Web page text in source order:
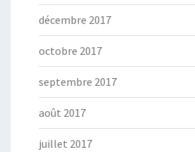
décembre 2017
octobre 2017
septembre 2017
août 2017
juillet 2017